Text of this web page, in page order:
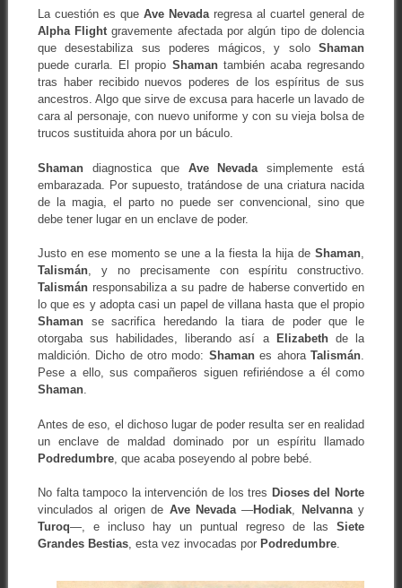
La cuestión es que Ave Nevadaregresa al cuartel general de
Alpha Flightgravemente afectada por algún tipo de dolencia
que desestabiliza sus poderes mágicos, y soloShaman
puede curarla. El propio Shamantambién acaba regresando
tras haber recibido nuevos poderes de los espíritus de sus
ancestros. Algo que sirve de excusa para hacerle un lavado de
cara al personaje, con nuevo uniforme y con su vieja bolsa de
trucos sustituida ahora por un báculo.
Shamandiagnostica que Ave Nevada simplemente está
embarazada. Por supuesto, tratándose de una criatura nacida
de la magia, el parto no puede ser convencional, sino que
debe tener lugar en un enclave de poder.
Justo en ese momento se une a la fiesta la hija deShaman,
Talismán, y no precisamente con espíritu constructivo.
Talismánresponsabiliza a su padre de haberse convertido en
lo que es y adopta casi un papel de villana hasta que el propio
Shamanse sacrifica heredando la tiara de poder que le
otorgaba sus habilidades, liberando así a Elizabethde la
maldición. Dicho de otro modo: Shamanes ahoraTalismán.
Pese a ello, sus compañeros siguen refiriéndose a él como
Shaman.
Antes de eso, el dichoso lugar de poder resulta ser en realidad
un enclave de maldad dominado por un espíritu llamado
Podredumbre, que acaba poseyendo al pobre bebé.
No falta tampoco la intervención de los tres Dioses del Norte
vinculados al origen de Ave Nevada—Hodiak, Nelvannay
Turoq—, e incluso hay un puntual regreso de lasSiete
Grandes Bestias, esta vez invocadas por Podredumbre.